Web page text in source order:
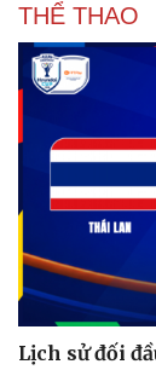
THỂ THAO
Lịch sử đối